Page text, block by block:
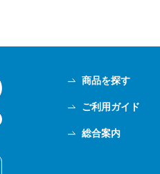
商品を探す
ご利用ガイド
総合案内